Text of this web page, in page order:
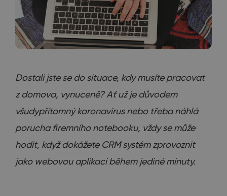
Dostali jste se do situace, kdy musíte pracovat
z domova, vynuceně? Ať už je důvodem
všudypřítomný koronavirus nebo třeba náhlá
porucha firemního notebooku, vždy se může
hodit, když dokážete CRM systém zprovoznit
jako webovou aplikaci během jediné minuty.